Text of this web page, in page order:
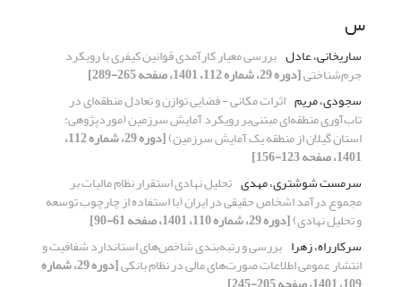
س
ساریخانی، عادل بررسی معیار کارآمدی قوانین کیفری با رویکرد
جرم‌شناختی[دوره 29، شماره 112، 1401، صفحه 265-289]
سجودی، مریم اثرات مکانی - فضایی توازن و تعادل منطقه‌ای در
تاب‌آوری منطقه‌ای مبتنی‌بر رویکرد آمایش سرزمین (مورد‌پژوهی:
استان گیلان از منطقه یک آمایش سرزمین) [دوره 29، شماره 112،
1401، صفحه 123-156]
سرمست شوشتری، مهدی تحلیل نهادی استقرار نظام مالیات بر
مجموع درآمد اشخاص حقیقی در ایران (با استفاده از چارچوب توسعه
و تحلیل نهادی)[دوره 29، شماره 110، 1401، صفحه 61-90]
سرکارراه، زهرا بررسی و رتبه‌بندی شاخص‌های استاندارد شفافیت و
انتشار عمومی اطلاعات صورت‌های مالی در نظام بانکی [دوره 29، شماره